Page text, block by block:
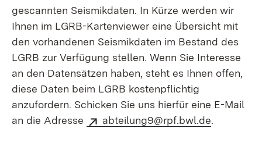
gescannten Seismikdaten. In Kürze werden wir
Ihnen im LGRB-Kartenviewer eine Übersicht mit
den vorhandenen Seismikdaten im Bestand des
LGRB zur Verfügung stellen. Wenn Sie Interesse
an den Datensätzen haben, steht es Ihnen offen,
diese Daten beim LGRB kosten­pflichtig
anzufordern. Schicken Sie uns hierfür eine E-Mail
an die Adresse
abteilung9@rpf.bwl.de.